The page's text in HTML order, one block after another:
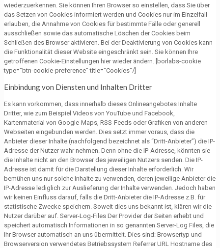
wiederzuerkennen. Sie können Ihren Browser so einstellen, dass Sie über
das Setzen von Cookies informiert werden und Cookies nur im Einzelfall
erlauben, die Annahme von Cookies für bestimmte Fälle oder generell
ausschließen sowie das automatische Löschen der Cookies beim
Schließen des Browser aktivieren. Bei der Deaktivierung von Cookies kann
die Funktionalität dieser Website eingeschränkt sein. Sie können Ihre
getroffenen Cookie-Einstellungen hier wieder ändern. [borlabs-cookie
type="btn-cookie-preference" title="Cookies"/]
Einbindung von Diensten und Inhalten Dritter
Es kann vorkommen, dass innerhalb dieses Onlineangebotes Inhalte
Dritter, wie zum Beispiel Videos von YouTube und Facebook,
Kartenmaterial von Google-Maps, RSS-Feeds oder Grafiken von anderen
Webseiten eingebunden werden. Dies setzt immer voraus, dass die
Anbieter dieser Inhalte (nachfolgend bezeichnet als “Dritt-Anbieter”) die IP-
Adresse der Nutzer wahr nehmen. Denn ohne die IP-Adresse, könnten sie
die Inhalte nicht an den Browser des jeweiligen Nutzers senden. Die IP-
Adresse ist damit für die Darstellung dieser Inhalte erforderlich. Wir
bemühen uns nur solche Inhalte zu verwenden, deren jeweilige Anbieter die
IP-Adresse lediglich zur Auslieferung der Inhalte verwenden. Jedoch haben
wir keinen Einfluss darauf, falls die Dritt-Anbieter die IP-Adresse z.B. für
statistische Zwecke speichern. Soweit dies uns bekannt ist, klären wir die
Nutzer darüber auf. Server-Log-Files Der Provider der Seiten erhebt und
speichert automatisch Informationen in so genannten Server-Log Files, die
Ihr Browser automatisch an uns übermittelt. Dies sind: Browsertyp und
Browserversion verwendetes Betriebssystem Referrer URL Hostname des